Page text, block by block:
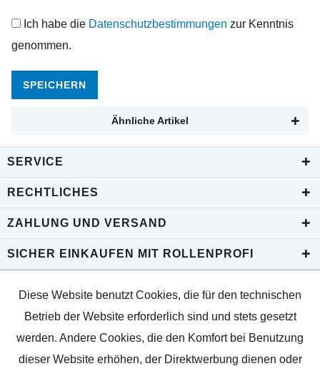
Ich habe die Datenschutzbestimmungen zur Kenntnis
genommen.
SPEICHERN
Ähnliche Artikel
SERVICE
RECHTLICHES
ZAHLUNG UND VERSAND
SICHER EINKAUFEN MIT ROLLENPROFI
Diese Website benutzt Cookies, die für den technischen
Betrieb der Website erforderlich sind und stets gesetzt
werden. Andere Cookies, die den Komfort bei Benutzung
dieser Website erhöhen, der Direktwerbung dienen oder